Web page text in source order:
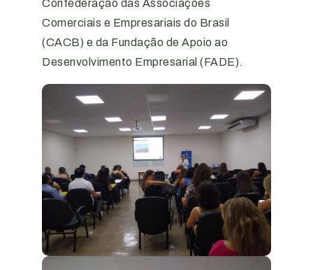
Confederação das Associações
Comerciais e Empresariais do Brasil
(CACB) e da Fundação de Apoio ao
Desenvolvimento Empresarial (FADE).